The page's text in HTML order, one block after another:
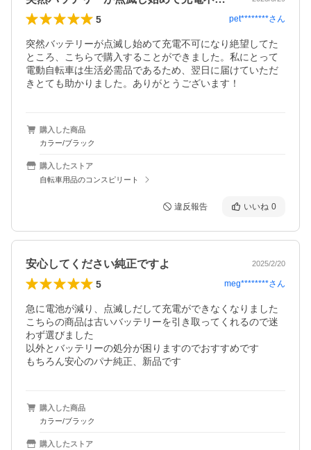
5 pet********さん
突然バッテリーが点滅し始めて充電不可になり絶望してた
ところ、こちらで購入することができました。私にとって
電動自転車は生活必需品であるため、翌日に届けていただ
きとても助かりました。ありがとうございます！
購入した商品
カラー/ブラック
購入したストア
自転車用品のコンスピリート
違反報告 いいね 0
安心してください純正ですよ 2025/2/20
5 meg********さん
急に電池が減り、点滅しだして充電ができなくなりました
こちらの商品は古いバッテリーを引き取ってくれるので迷
わず選びました
以外とバッテリーの処分が困りますのでおすすめです
もちろん安心のパナ純正、新品です
購入した商品
カラー/ブラック
購入したストア